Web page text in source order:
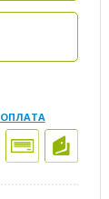
ОПЛАТА